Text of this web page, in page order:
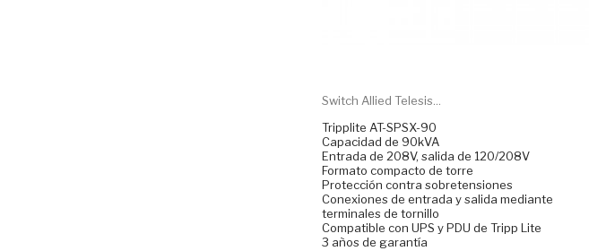
Switch Allied Telesis...
Tripplite AT-SPSX-90
Capacidad de 90kVA
Entrada de 208V, salida de 120/208V
Formato compacto de torre
Protección contra sobretensiones
Conexiones de entrada y salida mediante
terminales de tornillo
Compatible con UPS y PDU de Tripp Lite
3 años de garantía